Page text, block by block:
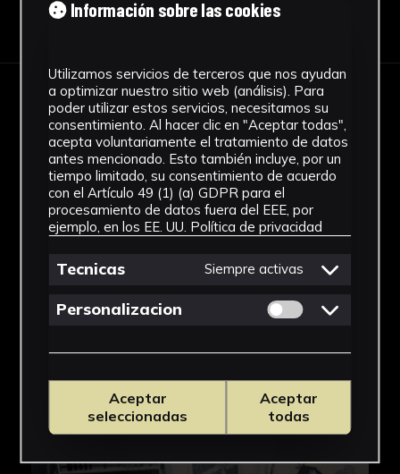
Descargar Ficha
IMÁGENES
Información sobre las cookies
Utilizamos servicios de terceros que nos ayudan
a optimizar nuestro sitio web (análisis). Para
poder utilizar estos servicios, necesitamos su
consentimiento. Al hacer clic en "Aceptar todas",
acepta voluntariamente el tratamiento de datos
antes mencionado. Esto también incluye, por un
tiempo limitado, su consentimiento de acuerdo
con el Artículo 49 (1) (a) GDPR para el
procesamiento de datos fuera del EEE, por
ejemplo, en los EE. UU. Política de privacidad
Tecnicas Siempre activas
Personalizacion Permitir cookies
Aceptar
seleccionadas
Aceptar
todas